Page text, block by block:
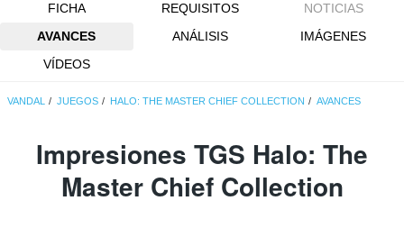
FICHA REQUISITOS
NOTICIAS
AVANCES
ANÁLISIS
IMÁGENES
VÍDEOS
VANDAL JUEGOS HALO: THE MASTER CHIEF COLLECTION AVANCES
Impresiones TGS Halo: The
Master Chief Collection